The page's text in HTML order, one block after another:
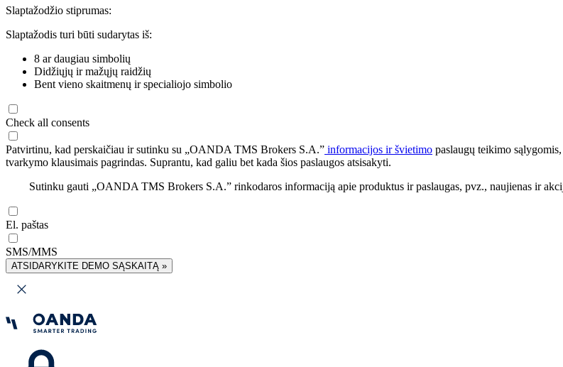
Slaptažodžio stiprumas:
Slaptažodis turi būti sudarytas iš:
8 ar daugiau simbolių
Didžiųjų ir mažųjų raidžių
Bent vieno skaitmenų ir specialiojo simbolio
Check all consents
Patvirtinu, kad perskaičiau ir sutinku su „OANDA TMS Brokers S.A.” informacijos ir švietimo paslaugų teikimo
tvarkymo klausimais pagrindas. Suprantu, kad galiu bet kada šios paslaugos atsisakyti.
Sutinku gauti „OANDA TMS Brokers S.A.” rinkodaros informaciją apie produktus ir paslaugas, pvz., naujienas ir
El. paštas
SMS/MMS
ATSIDARYKITE DEMO SĄSKAITĄ »